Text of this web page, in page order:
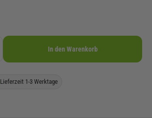
In den Warenkorb
Lieferzeit 1-3 Werktage